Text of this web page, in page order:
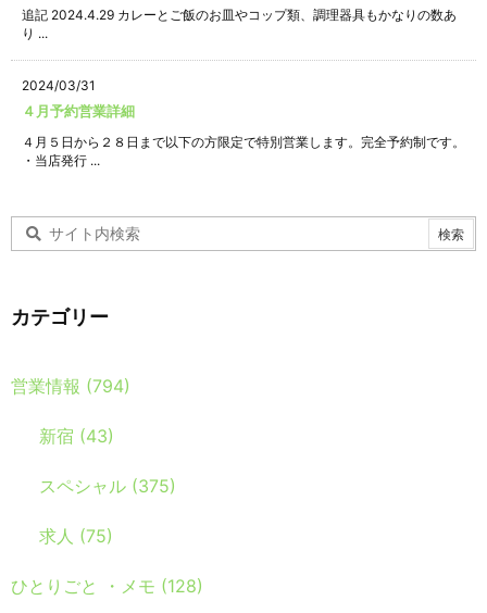
追記 2024.4.29 カレーとご飯のお皿やコップ類、調理器具もかなりの数あ
り ...
2024/03/31
４月予約営業詳細
４月５日から２８日まで以下の方限定で特別営業します。完全予約制です。
・当店発行 ...
カテゴリー
営業情報 (794)
新宿 (43)
スペシャル (375)
求人 (75)
ひとりごと ・メモ (128)